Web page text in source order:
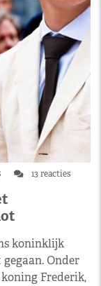
13 reacties
koninklijk
Onder
Frederik,